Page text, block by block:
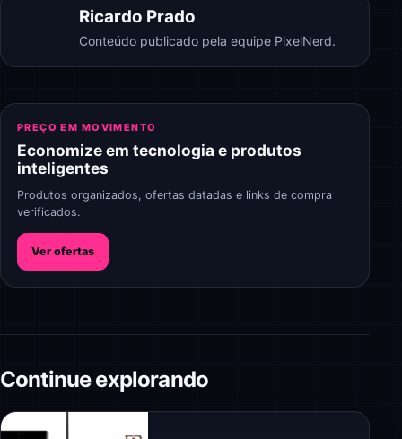
Ricardo Prado
Conteúdo publicado pela equipe PixelNerd.
PREÇO EM MOVIMENTO
Economize em tecnologia e produtos
inteligentes
Produtos organizados, ofertas datadas e links de compra
verificados.
Ver ofertas
Continue explorando